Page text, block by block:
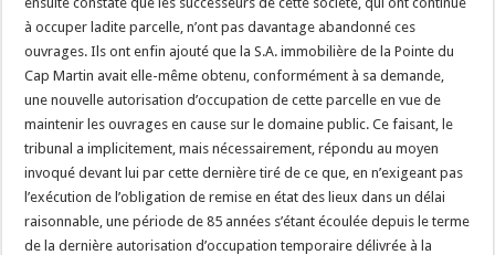
à occuper ladite parcelle, n’ont pas davantage abandonné ces
ouvrages. Ils ont enfin ajouté que la S.A. immobilière de la Pointe du
Cap Martin avait elle-même obtenu, conformément à sa demande,
une nouvelle autorisation d’occupation de cette parcelle en vue de
maintenir les ouvrages en cause sur le domaine public. Ce faisant, le
tribunal a implicitement, mais nécessairement, répondu au moyen
invoqué devant lui par cette dernière tiré de ce que, en n’exigeant pas
l’exécution de l’obligation de remise en état des lieux dans un délai
raisonnable, une période de 85 années s’étant écoulée depuis le terme
de la dernière autorisation d’occupation temporaire délivrée à la